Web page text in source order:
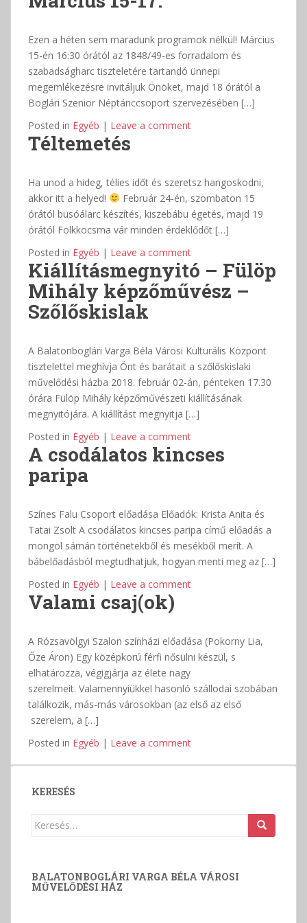
Ezen a héten sem maradunk programok nélkül! Március
15-én 16:30 órától az 1848/49-es forradalom és
szabadságharc tiszteletére tartandó ünnepi
megemlékezésre invitáljuk Önöket, majd 18 órától a
Boglári Szenior Néptánccsoport szervezésében […]
Posted in Egyéb | Leave a comment
Téltemetés
Ha unod a hideg, télies időt és szeretsz hangoskodni,
akkor itt a helyed!
Február 24-én, szombaton 15
órától busóálarc készítés, kiszebábu égetés, majd 19
órától Folkkocsma vár minden érdeklődőt […]
Posted in Egyéb | Leave a comment
Kiállításmegnyitó – Fülöp
Mihály képzőművész –
Szőlőskislak
A Balatonboglári Varga Béla Városi Kulturális Központ
tisztelettel meghívja Önt és barátait a szőlőskislaki
művelődési házba 2018. február 02-án, pénteken 17.30
órára Fülöp Mihály képzőművészeti kiállításának
megnyitójára. A kiállítást megnyitja […]
Posted in Egyéb | Leave a comment
A csodálatos kincses
paripa
Színes Falu Csoport előadása Előadók: Krista Anita és
Tatai Zsolt A csodálatos kincses paripa című előadás a
mongol sámán történetekből és mesékből merít. A
bábelőadásból megtudhatjuk, hogyan menti meg az […]
Posted in Egyéb | Leave a comment
Valami csaj(ok)
A Rózsavölgyi Szalon színházi előadása (Pokorny Lia,
Őze Áron) Egy középkorú férfi nősülni készül, s
elhatározza, végigjárja az élete nagy
szerelmeit. Valamennyiükkel hasonló szállodai szobában
találkozik, más-más városokban (az első az első
szerelem, a […]
Posted in Egyéb | Leave a comment
KERESÉS
Keresés:
BALATONBOGLÁRI VARGA BÉLA VÁROSI
MŰVELŐDÉSI HÁZ